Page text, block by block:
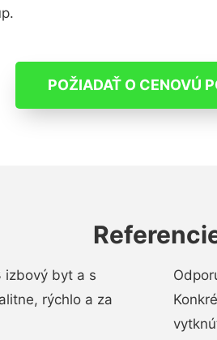
POŽIADAŤ O CENOVÚ
izbový byt a s
rýchlo a za